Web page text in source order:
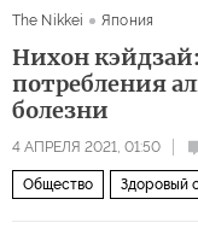
The Nikkei Япония
Нихон
потребления
болезни
4 АПРЕЛЯ 2021, 01:50
Общество Здоровый